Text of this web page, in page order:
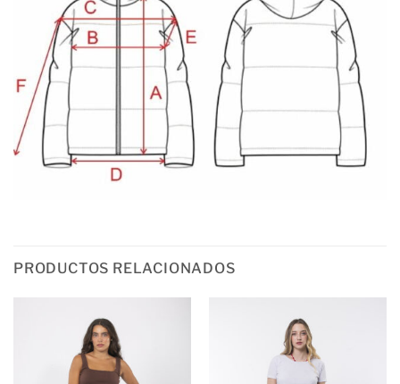
PRODUCTOS RELACIONADOS